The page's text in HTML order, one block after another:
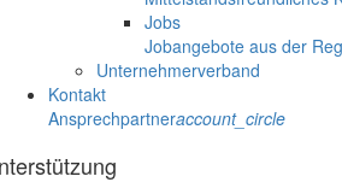
Jobs
Jobangebote aus der
Unternehmerverband
Kontakt
Ansprechpartneraccount_circle